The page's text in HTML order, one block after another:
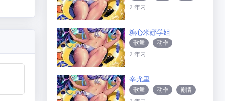
纪录
2 年内
糖心米娜学姐
歌舞
动作
2 年内
辛尤里
歌舞 动作
剧情